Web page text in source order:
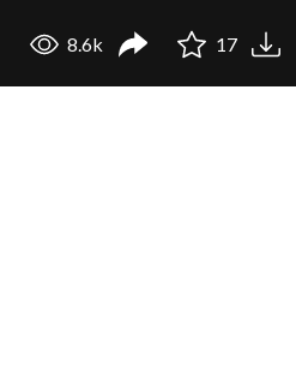
8.6k 17